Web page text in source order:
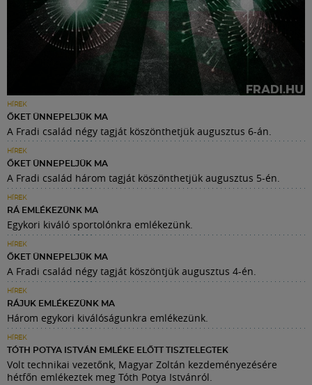
HÍREK
ŐKET ÜNNEPELJÜK MA
A Fradi család négy tagját köszönthetjük augusztus 6-án.
HÍREK
ŐKET ÜNNEPELJÜK MA
A Fradi család három tagját köszönthetjük augusztus 5-én.
HÍREK
RÁ EMLÉKEZÜNK MA
Egykori kiváló sportolónkra emlékezünk.
HÍREK
ŐKET ÜNNEPELJÜK MA
A Fradi család négy tagját köszöntjük augusztus 4-én.
HÍREK
RÁJUK EMLÉKEZÜNK MA
Három egykori kiválóságunkra emlékezünk.
HÍREK
TÓTH POTYA ISTVÁN EMLÉKE ELŐTT TISZTELEGTEK
Volt technikai vezetőnk, Magyar Zoltán kezdeményezésére
hétfőn emlékeztek meg Tóth Potya Istvánról.